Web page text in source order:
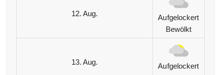
12. Aug.
Aufgelockert
Bewölkt
13. Aug.
Aufgelockert